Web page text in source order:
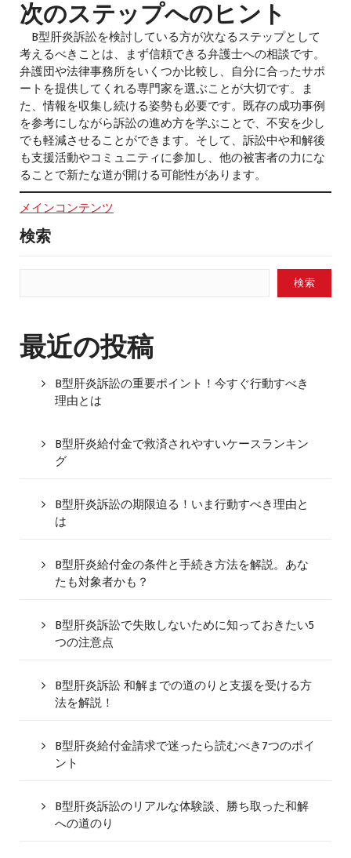
次のステップへのヒント
B型肝炎訴訟を検討している方が次なるステップとして
考えるべきことは、まず信頼できる弁護士への相談です。
弁護団や法律事務所をいくつか比較し、自分に合ったサポ
ートを提供してくれる専門家を選ぶことが大切です。ま
た、情報を収集し続ける姿勢も必要です。既存の成功事例
を参考にしながら訴訟の進め方を学ぶことで、不安を少し
でも軽減させることができます。そして、訴訟中や和解後
も支援活動やコミュニティに参加し、他の被害者の力にな
ることで新たな道が開ける可能性があります。
メインコンテンツ
検索
検索
最近の投稿
B型肝炎訴訟の重要ポイント！今すぐ行動すべき
理由とは
B型肝炎給付金で救済されやすいケースランキン
グ
B型肝炎訴訟の期限迫る！いま行動すべき理由と
は
B型肝炎給付金の条件と手続き方法を解説。あな
たも対象者かも？
B型肝炎訴訟で失敗しないために知っておきたい5
つの注意点
B型肝炎訴訟 和解までの道のりと支援を受ける方
法を解説！
B型肝炎給付金請求で迷ったら読むべき7つのポイ
ント
B型肝炎訴訟のリアルな体験談、勝ち取った和解
への道のり